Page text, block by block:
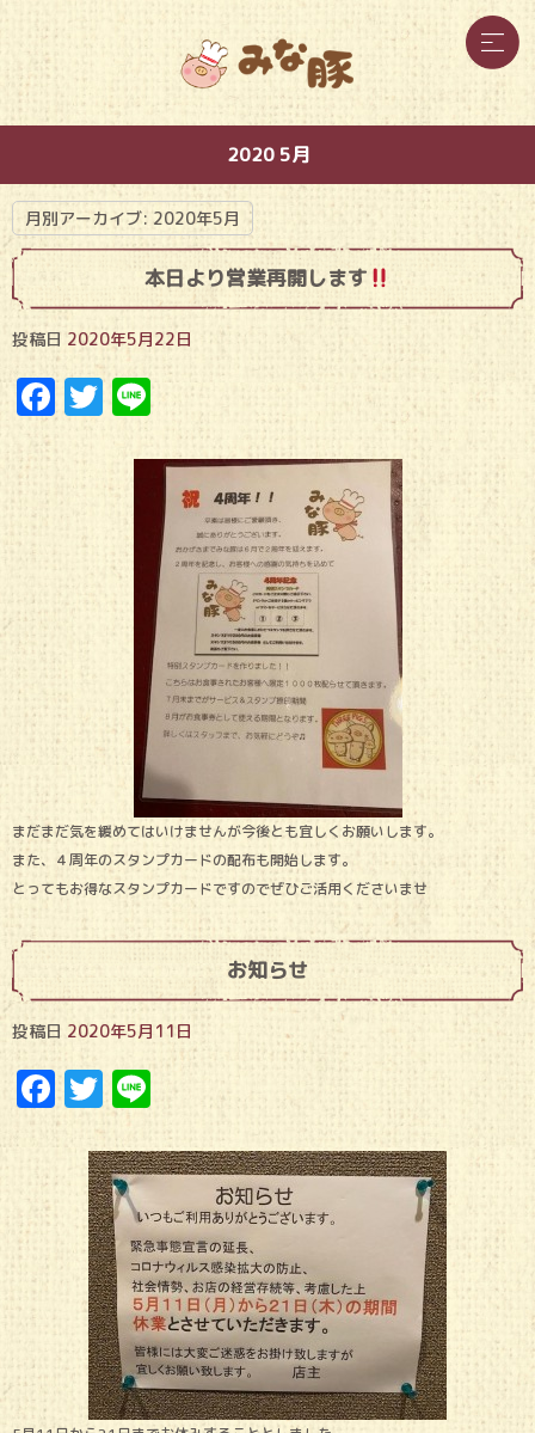
2020 5月
月別アーカイブ: 2020年5月
本日より営業再開します
投稿日 2020年5月22日
Facebook
Twitter
Line
まだまだ気を緩めてはいけませんが今後とも宜しくお願いします。
また、４周年のスタンプカードの配布も開始します。
とってもお得なスタンプカードですのでぜひご活用くださいませ
お知らせ
投稿日 2020年5月11日
Facebook
Twitter
Line